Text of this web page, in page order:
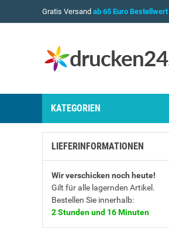
Gratis Versand ab 65 Euro Bestellwert
KATEGORIEN
LIEFERINFORMATIONEN
Wir verschicken noch heute!
Gilt für alle lagernden Artikel.
Bestellen Sie innerhalb:
2 Stunden und 16 Minuten